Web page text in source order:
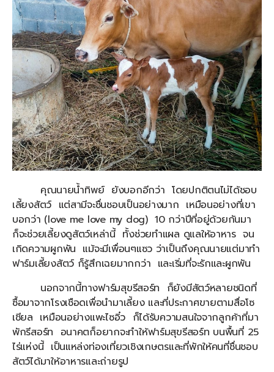
คุณนายน้ำทิพย์ ยังบอกอีกว่า โดยปกติตนไม่ได้ชอบ
เลี้ยงสัตว์ แต่สามีจะชื่นชอบเป็นอย่างมาก เหมือนอย่างที่เขา
บอกว่า (love me love my dog) 10 กว่าปีที่อยู่ด้วยกันมา
ก็จะช่วยเลี้ยงดูสัตว์เหล่านี้ ทั้งช่วยทำแผล ดูแลให้อาหาร จน
เกิดความผูกพัน แม้จะมีเพื่อนๆแซว ว่าเป็นถึงคุณนายแต่มาทำ
ฟาร์มเลี้ยงสัตว์ ก็รู้สึกเฉยมากกว่า และเริ่มที่จะรักและผูกพัน
นอกจากนี้ทางฟาร์มสุขรีสอร์ท ก็ยังมีสัตว์หลายชนิดที่
ซื้อมาจากโรงเชือดเพื่อนำมาเลี้ยง และที่ประกาศขายตามสื่อโซ
เชียล เหมือนอย่างแพะไซอิ๋ว ก็ได้รับความสนใจจากลูกค้าที่มา
พักรีสอร์ท อนาคตก็อยากจะทำให้ฟาร์มสุขรีสอร์ท บนพื้นที่ 25
ไร่แห่งนี้ เป็นแหล่งท่องเที่ยวเชิงเกษตรและที่พักให้คนที่ชื่นชอบ
สัตว์ได้มาให้อาหารและถ่ายรูป